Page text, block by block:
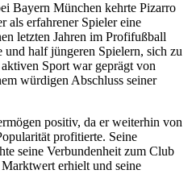
Bayern München kehrte Pizarro
als erfahrener Spieler eine
letzten Jahren im Profifußball
half jüngeren Spielern, sich zu
Sport war geprägt von
würdigen Abschluss seiner
positiv, da er weiterhin von
profitierte. Seine
seine Verbundenheit zum Club
erhielt und seine